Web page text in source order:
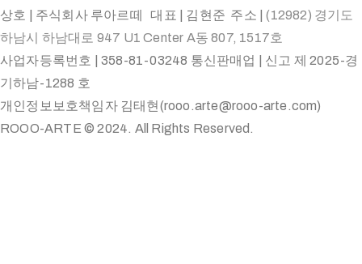
상호 | 주식회사 루아르떼 대표 | 김현준 주소 |(12982) 경기도
하남시 하남대로 947 U1 Center A동 807, 1517호
사업자등록번호 | 358-81-03248 통신판매업 | 신고 제 2025-경
기하남-1288 호
개인정보보호책임자 김태현(rooo.arte@rooo-arte.com)
ROOO-ARTE © 2024. All Rights Reserved.